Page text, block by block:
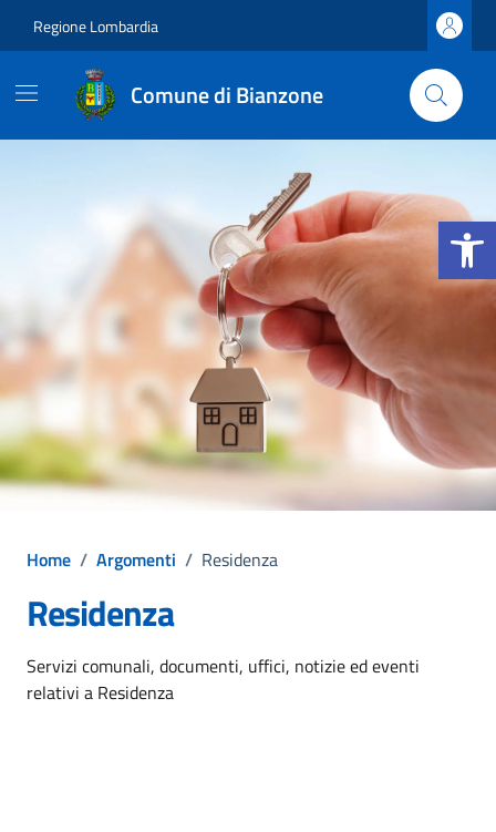
Apri la
Regione Lombardia
Comune di Bianzone
Home / Argomenti / Residenza
Residenza
Dettagli dell'argomento
Servizi comunali, documenti, uffici, notizie ed eventi
relativi a Residenza